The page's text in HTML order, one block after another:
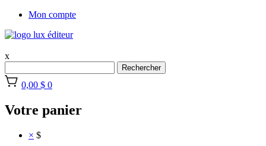
Mon compte
x
Rechercher
0,00 $ 0
Votre panier
× $